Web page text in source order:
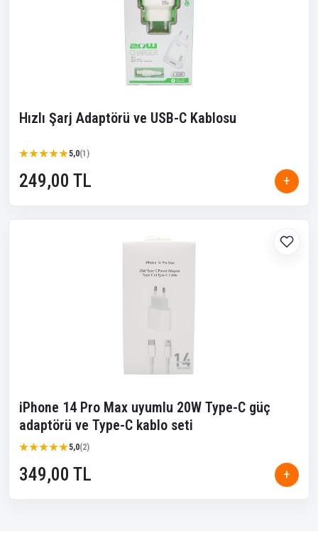
Hızlı Şarj Adaptörü ve USB-C Kablosu
★★★★★
★★★★★5,0(1)
249,00 TL +
iPhone 14 Pro Max uyumlu 20W Type-C güç
adaptörü ve Type-C kablo seti
★★★★★
★★★★★5,0(2)
349,00 TL +